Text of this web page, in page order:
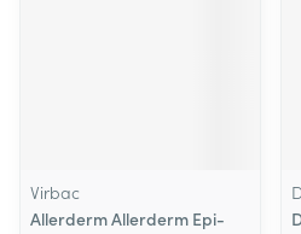
Virbac
Allerderm Allerderm Epi-